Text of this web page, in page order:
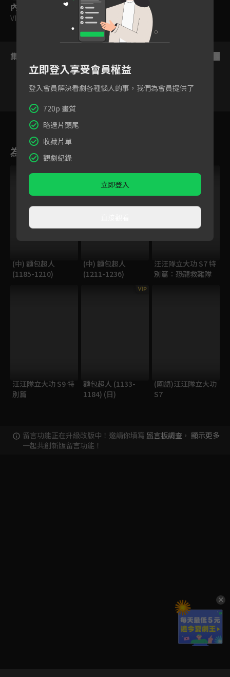
內容標籤
VIP
集數列表
VIP
1150
為您推薦
(中) 麵包超人
(1185-1210)
(中) 麵包超人
(1211-1236)
汪汪隊立大功 S7 特
別篇：恐龍救難隊
汪汪隊立大功 S9 特
別篇
VIP
麵包超人 (1133-
1184) (日)
(國語)汪汪隊立大功
S7
留言功能正在升級改版中！邀請你填寫 留言板調查 ，
一起共創新版留言功能！
顯示更多
立即登入享受會員權益
登入會員解決看劇各種惱人的事，我們為會員提供了
720p 畫質
略過片頭尾
收藏片單
觀劇紀錄
立即登入